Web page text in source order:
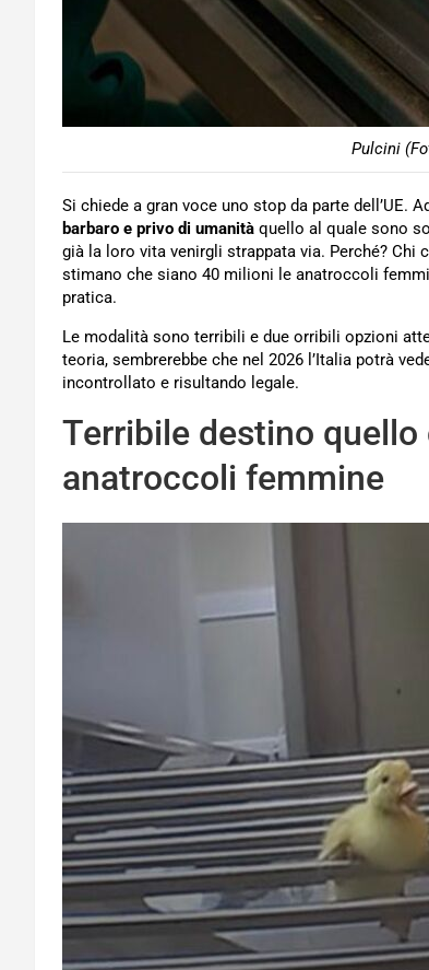
Pulcini
Si chiede a gran voce uno stop da parte dell’UE.
barbaro e privo di umanità quello al quale sono
già la loro vita venirgli strappata via. Perché? Chi
stimano che siano 40 milioni le anatroccoli
pratica.
Le modalità sono terribili e due orribili opzioni
teoria, sembrerebbe che nel 2026 l’Italia potrà
incontrollato e risultando legale.
Terribile destino
anatroccoli femmine